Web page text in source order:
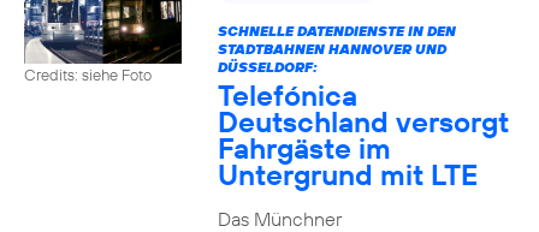
Credits: siehe Foto
SCHNELLE DATENDIENSTE IN DEN
STADTBAHNEN HANNOVER UND
DÜSSELDORF:
Telefónica
Deutschland versorgt
Fahrgäste im
Untergrund mit LTE
Das Münchner